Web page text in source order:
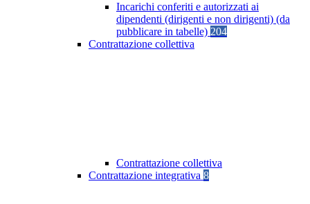
Incarichi conferiti e autorizzati ai
dipendenti (dirigenti e non dirigenti) (da
pubblicare in tabelle) 204
Contrattazione collettiva
Contrattazione collettiva
Contrattazione integrativa 8